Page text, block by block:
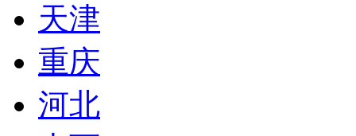
天津
重庆
河北